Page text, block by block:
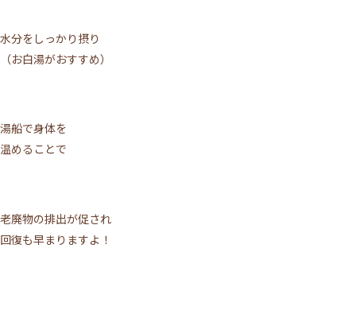
水分をしっかり摂り
（お白湯がおすすめ）
湯船で身体を
温めることで
老廃物の排出が促され
回復も早まりますよ！